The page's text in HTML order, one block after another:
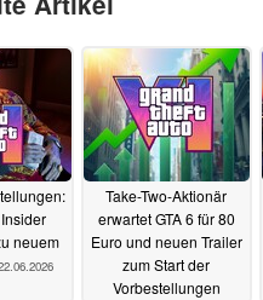
neuem
Take-Two-Aktionär
erwartet GTA 6 für 80
Euro und neuen Trailer
zum Start der
Vorbestellungen